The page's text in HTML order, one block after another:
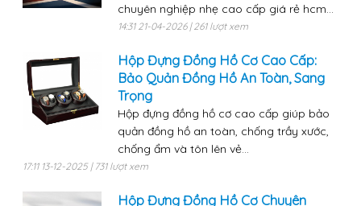
chuyên nghiệp nhẹ cao cấp giá rẻ hcm...
14:31 21-04-2026 | 261 lượt xem
Hộp Đựng Đồng Hồ Cơ Cao Cấp:
Bảo Quản Đồng Hồ An Toàn, Sang
Trọng
Hộp đựng đồng hồ cơ cao cấp giúp bảo
quản đồng hồ an toàn, chống trầy xước,
chống ẩm và tôn lên vẻ...
17:11 13-12-2025 | 731 lượt xem
Hộp Đựng Đồng Hồ Cơ Chuyên